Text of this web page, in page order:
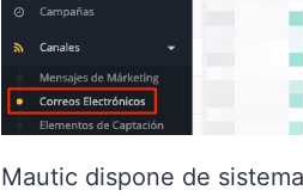
Mautic dispone de